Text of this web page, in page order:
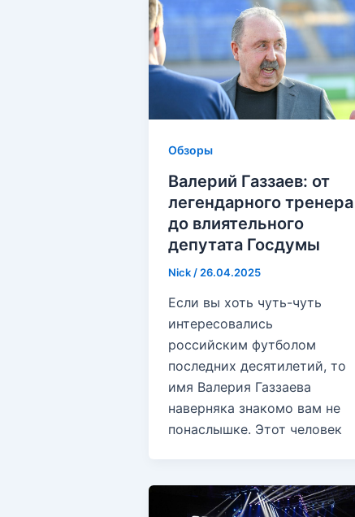
Обзоры
Валерий Газзаев: от
легендарного тренера
до влиятельного
депутата Госдумы
Nick / 26.04.2025
Если вы хоть чуть-чуть
интересовались
российским футболом
последних десятилетий, то
имя Валерия Газзаева
наверняка знакомо вам не
понаслышке. Этот человек